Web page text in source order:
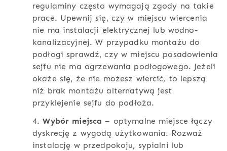
regulaminy często wymagają zgody na takie
prace. Upewnij się, czy w miejscu wiercenia
nie ma instalacji elektrycznej lub wodno-
kanalizacyjnej. W przypadku montażu do
podłogi sprawdź, czy w miejscu posadowienia
sejfu nie ma ogrzewania podłogowego. Jeżeli
okaże się, że nie możesz wiercić, to lepszą
niż brak montażu alternatywą jest
przyklejenie sejfu do podłoża.
4.Wybór miejsca – optymalne miejsce łączy
dyskrecję z wygodą użytkowania. Rozważ
instalację w przedpokoju, sypialni lub